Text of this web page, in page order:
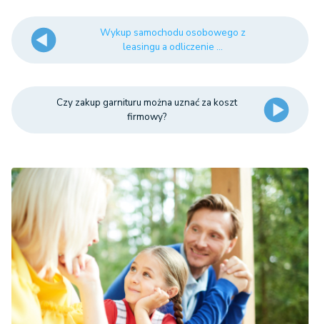
Wykup samochodu osobowego z
leasingu a odliczenie ...
Czy zakup garnituru można uznać za koszt
firmowy?